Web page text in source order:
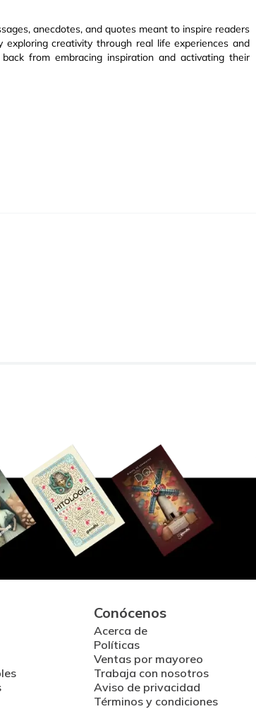
anecdotes, and quotes meant to inspire readers
creativity through real life experiences and
from embracing inspiration and activating their
Conócenos
Acerca de
Políticas
Ventas por mayoreo
Trabaja con nosotros
Aviso de privacidad
Términos y condiciones